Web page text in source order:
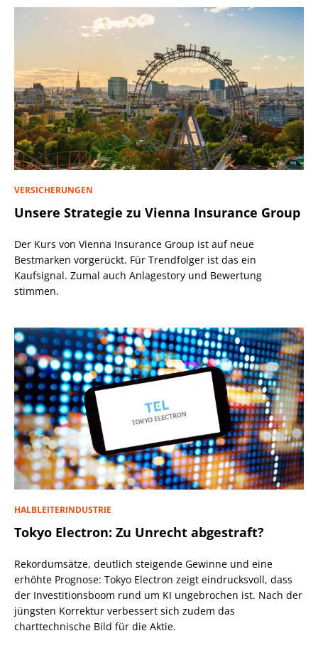
VERSICHERUNGEN
Unsere Strategie zu Vienna Insurance Group
Der Kurs von Vienna Insurance Group ist auf neue
Bestmarken vorgerückt. Für Trendfolger ist das ein
Kaufsignal. Zumal auch Anlagestory und Bewertung
stimmen.
HALBLEITERINDUSTRIE
Tokyo Electron: Zu Unrecht abgestraft?
Rekordumsätze, deutlich steigende Gewinne und eine
erhöhte Prognose: Tokyo Electron zeigt eindrucksvoll, dass
der Investitionsboom rund um KI ungebrochen ist. Nach der
jüngsten Korrektur verbessert sich zudem das
charttechnische Bild für die Aktie.